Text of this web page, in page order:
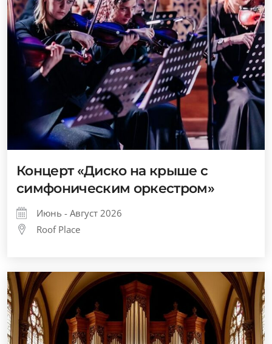
Концерт «Диско на крыше с
симфоническим оркестром»
Июнь - Август 2026
Roof Place